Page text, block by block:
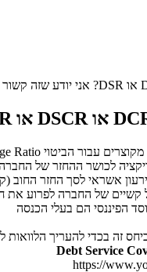
DSR?
לכושר ההחזר של
אשראי לסך החזר החוב
קשיים של החברה לפרוע את
הפיננסי הם בעלי הכנסה
זה בכדי להעריך הלוואות
https://